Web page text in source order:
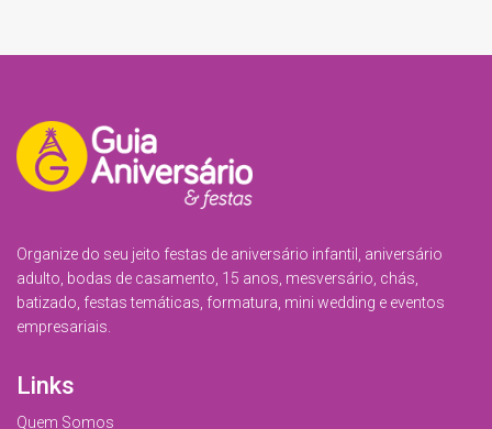
Organize do seu jeito festas de aniversário infantil, aniversário
adulto, bodas de casamento, 15 anos, mesversário, chás,
batizado, festas temáticas, formatura, mini wedding e eventos
empresariais.
Links
Quem Somos